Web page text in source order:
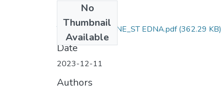
No
Thumbnail
Available
TCC_AL SD ISLANE_ST EDNA.pdf(362.29 KB)
Date
2023-12-11
Authors